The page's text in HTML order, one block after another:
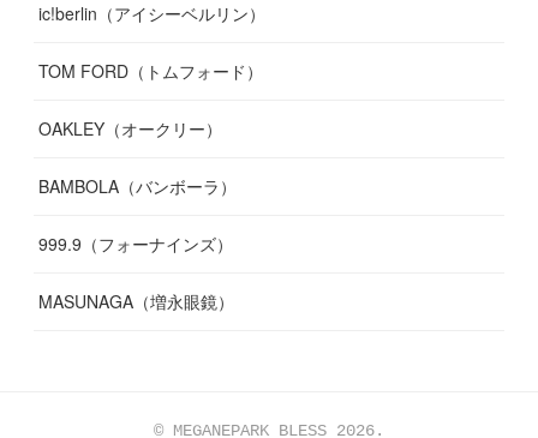
ic!berlin（アイシーベルリン）
TOM FORD（トムフォード）
OAKLEY（オークリー）
BAMBOLA（バンボーラ）
999.9（フォーナインズ）
MASUNAGA（増永眼鏡）
© MEGANEPARK BLESS 2026.